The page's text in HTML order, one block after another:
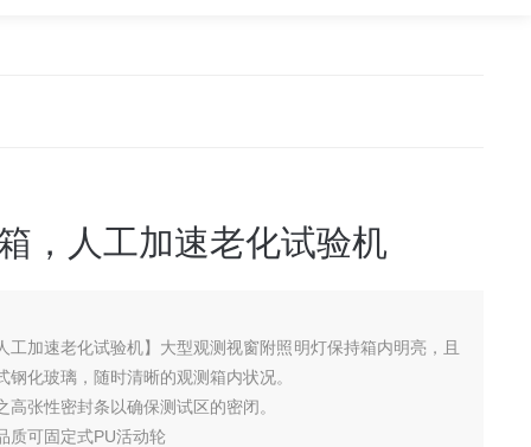
，人工加速老化试验机
工加速老化试验机】大型观测视窗附照明灯保持箱内明亮，且
钢化玻璃，随时清晰的观测箱内状况。
高张性密封条以确保测试区的密闭。
质可固定式PU活动轮